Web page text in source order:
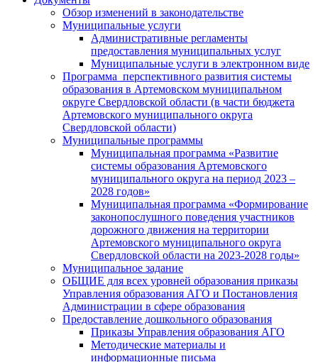
Обзор изменений в законодательстве
Муниципальные услуги
Административные регламенты
предоставления муниципальных услуг
Муниципальные услуги в электронном виде
Программа перспективного развития системы
образования в Артемовском муниципальном
округе Свердловской области (в части бюджета
Артемовского муниципального округа
Свердловской области)
Муниципальные программы
Муниципальная программа «Развитие
системы образования Артемовского
муниципального округа на период 2023 –
2028 годов»
Муниципальная программа «Формирование
законопослушного поведения участников
дорожного движения на территории
Артемовского муниципального округа
Свердловской области на 2023-2028 годы»
Муниципальное задание
ОБЩИЕ для всех уровней образования приказы
Управления образования АГО и Постановления
Администрации в сфере образования
Предоставление дошкольного образования
Приказы Управления образования АГО
Методические материалы и
информационные письма